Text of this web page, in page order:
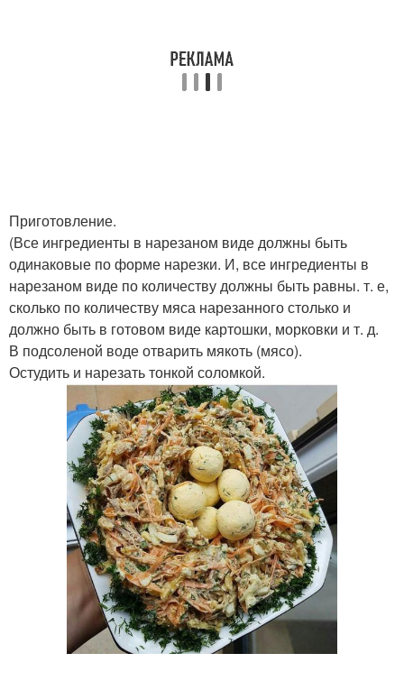
Приготовление.
(Все ингредиенты в нарезаном виде должны быть
одинаковые по форме нарезки. И, все ингредиенты в
нарезаном виде по количеству должны быть равны. т. е,
сколько по количеству мяса нарезанного столько и
должно быть в готовом виде картошки, морковки и т. д.
В подсоленой воде отварить мякоть (мясо).
Остудить и нарезать тонкой соломкой.